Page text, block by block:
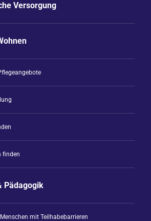
Versorgung
finden
Pädagogik
mit Teilhabebarrieren